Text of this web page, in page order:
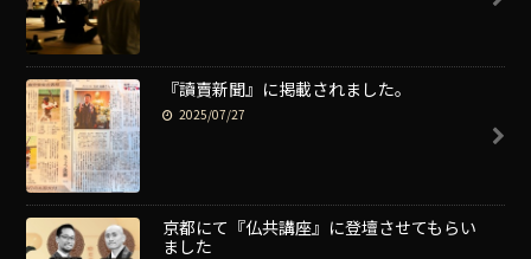
『讀賣新聞』に掲載されました。
2025/07/27
京都にて『仏共講座』に登壇させてもらい
ました